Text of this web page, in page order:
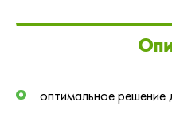
оптимальное